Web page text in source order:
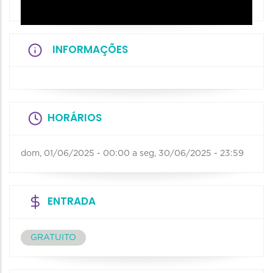
INFORMAÇÕES
HORÁRIOS
dom, 01/06/2025 - 00:00 a seg, 30/06/2025 - 23:59
ENTRADA
GRATUITO